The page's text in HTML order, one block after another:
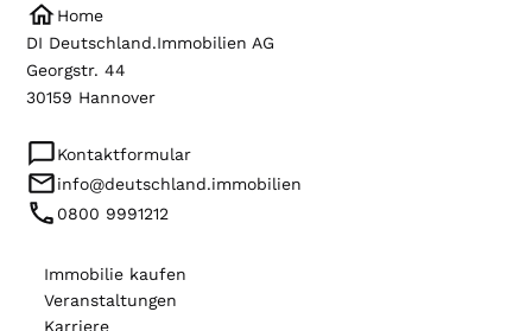
Home
DI Deutschland.Immobilien AG
Georgstr. 44
30159 Hannover
Kontaktformular
info@deutschland.immobilien
0800 9991212
Immobilie kaufen
Veranstaltungen
Karriere